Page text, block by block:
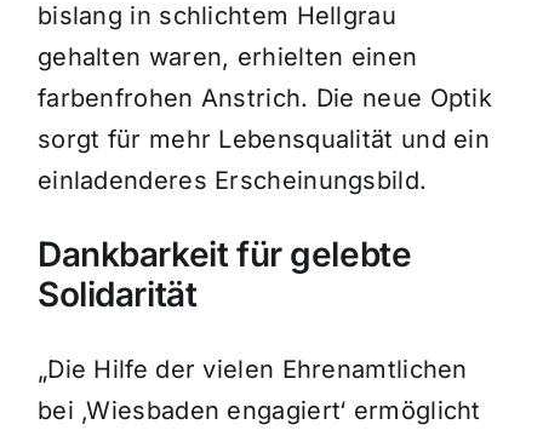
bislang in schlichtem Hellgrau
gehalten waren, erhielten einen
farbenfrohen Anstrich. Die neue Optik
sorgt für mehr Lebensqualität und ein
einladenderes Erscheinungsbild.
Dankbarkeit für gelebte
Solidarität
„Die Hilfe der vielen Ehrenamtlichen
bei ‚Wiesbaden engagiert‘ ermöglicht